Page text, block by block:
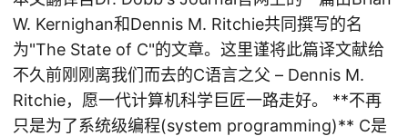
W. Kernighan和Dennis M. Ritchie共同撰写的名
为"The State of C"的文章。这里谨将此篇译文献给
不久前刚刚离我们而去的C语言之父 – Dennis M.
Ritchie，愿一代计算机科学巨匠一路走好。 **不再
只是为了系统级编程(system programming)** C是